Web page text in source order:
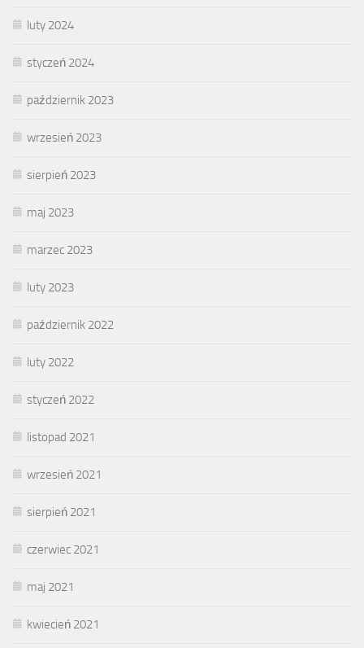
luty 2024
styczeń 2024
październik 2023
wrzesień 2023
sierpień 2023
maj 2023
marzec 2023
luty 2023
październik 2022
luty 2022
styczeń 2022
listopad 2021
wrzesień 2021
sierpień 2021
czerwiec 2021
maj 2021
kwiecień 2021